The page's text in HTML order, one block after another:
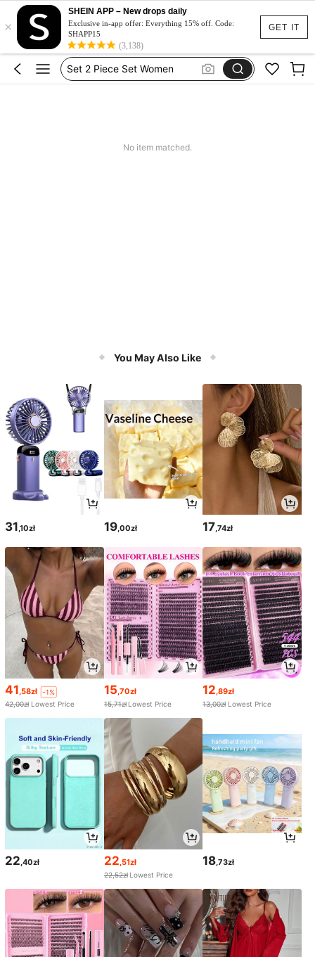
GET IT
×
SHEIN APP – New drops daily
Exclusive in-app offer: Everything 15% off. Code:
SHAPP15
(3,138)
Dluga Letnia Sukienka
Squishy
Set 2 Piece Set Women
No item matched.
You May Also Like
31 ,10zł 19,00zł 17 ,74zł
41,58zł
-1%
42,00zł Lowest Price
15,70zł
15,71zł Lowest Price
12,89zł
13,00zł Lowest Price
22,40zł 22,51zł
22,52zł Lowest Price
18,73zł